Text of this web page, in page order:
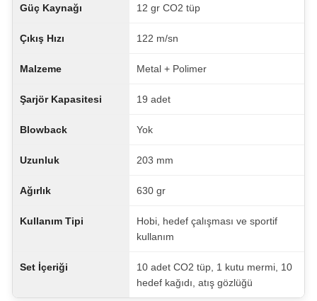
Güç Kaynağı 12 gr CO2 tüp
Çıkış Hızı 122 m/sn
Malzeme Metal + Polimer
Şarjör Kapasitesi 19 adet
Blowback Yok
Uzunluk 203 mm
Ağırlık 630 gr
Kullanım Tipi
Hobi, hedef çalışması ve sportif
kullanım
Set İçeriği
10 adet CO2 tüp, 1 kutu mermi, 10
hedef kağıdı, atış gözlüğü